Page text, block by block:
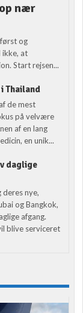
nær
og
ikke, at
Start rejsen...
Thailand
de mest
på velvære
af en lang
en unik...
daglige
nye,
og Bangkok,
afgang.
blive serviceret